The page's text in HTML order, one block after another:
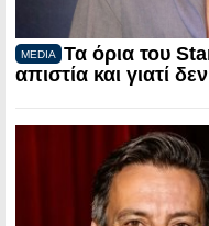
MEDIA
Τα όρια του
απιστία και γιατί